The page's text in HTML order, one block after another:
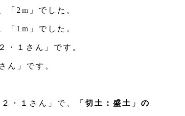
「2m」でした。
「1m」でした。
・１さん」です。
ん」です。
・１さん」で、
「切土：盛土」の